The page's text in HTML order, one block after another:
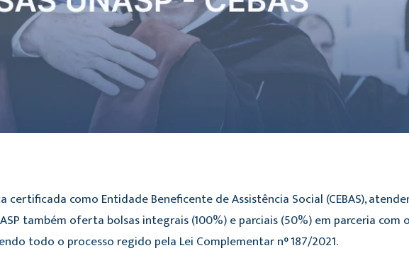
como Entidade Beneficente de Assistência Social (CEBAS),
também oferta bolsas integrais (100%) e parciais (50%) em parceria com
todo o processo regido pela Lei Complementar n° 187/2021.